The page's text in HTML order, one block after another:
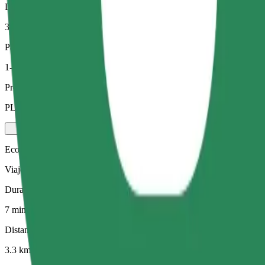
Distancia estimada
3.3 km
Pasajeros
1-4
Precio estimado
PLN 21.60
Ecológico
Viajes eficientes en vehículos híbridos y eléctricos
Duración estimada del viaje
7 min
Distancia estimada
3.3 km